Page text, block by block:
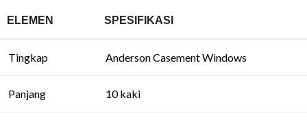
ELEMEN SPESIFIKASI
Tingkap Anderson Casement Windows
Panjang 10 kaki